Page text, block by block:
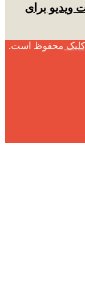
برای
محفوظ است.